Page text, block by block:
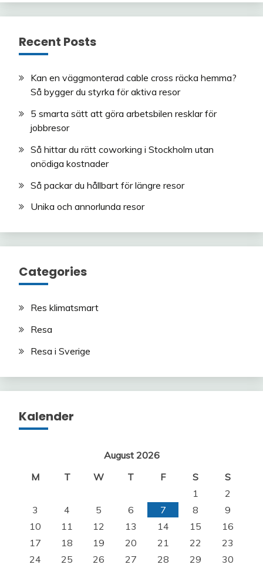
Recent Posts
Kan en väggmonterad cable cross räcka hemma?
Så bygger du styrka för aktiva resor
5 smarta sätt att göra arbetsbilen resklar för
jobbresor
Så hittar du rätt coworking i Stockholm utan
onödiga kostnader
Så packar du hållbart för längre resor
Unika och annorlunda resor
Categories
Res klimatsmart
Resa
Resa i Sverige
Kalender
August 2026
M
T W T F S
S
1
2
3
4 5 6 7 8
9
10
11 12 13 14 15
16
17
18 19 20 21 22
23
24
25 26 27 28 29
30